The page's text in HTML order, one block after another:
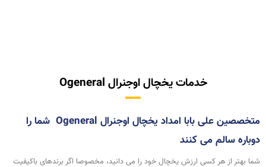
خدمات یخچال اوجنرال Ogeneral
متخصصین علی بابا امداد یخچال اوجنرال Ogeneral شما را
دوباره سالم می کنند
شما بهتر از هر کسی ارزش یخچال خود را می دانید، مخصوصا اگر برندهای باکیفیت